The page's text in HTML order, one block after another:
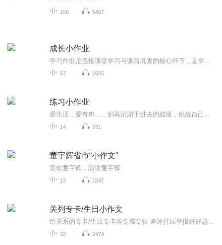
100 5407
成长小作业
67 2685
练习小作业
14 781
董宇辉省市“小作文”
喜欢董宇辉，朗读董宇辉
13 1047
关列专卡/生日小作文
32 2474